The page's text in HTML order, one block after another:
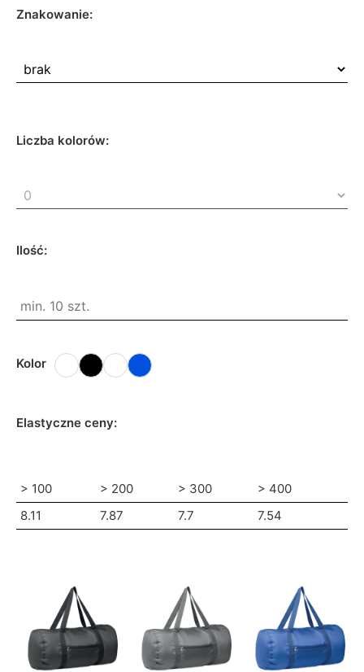
Znakowanie:
Liczba kolorów:
Ilość:
Kolor
Elastyczne ceny:
> 100 > 200 > 300
> 400
8.11
7.87 7.7 7.54